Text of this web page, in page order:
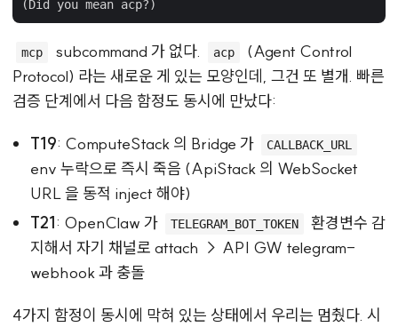
mcp subcommand 가 없다. acp
(Agent Control
Protocol) 라는 새로운 게 있는 모양인데, 그건 또 별개. 빠른
검증 단계에서 다음 함정도 동시에 만났다:
T19: ComputeStack 의 Bridge 가 CALLBACK_URL
env 누락으로 즉시 죽음 (ApiStack 의 WebSocket
URL 을 동적 inject 해야)
T21: OpenClaw 가 TELEGRAM_BOT_TOKEN
환경변수 감
지해서 자기 채널로 attach → API GW telegram-
webhook 과 충돌
4가지 함정이 동시에 막혀 있는 상태에서 우리는 멈췄다. 시